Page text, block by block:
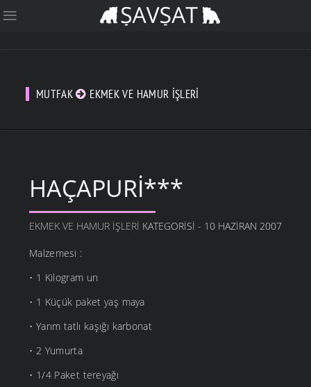
MUTFAK EKMEK VE HAMUR İŞLERI
HAÇAPURI***
EKMEK VE HAMUR İŞLERI KATEGORISI - 10 HAZIRAN 2007
Malzemesi :
• 1 Kilogram un
• 1 Küçük paket yaş maya
• Yarım tatlı kaşığı karbonat
• 2 Yumurta
• 1/4 Paket tereyağı